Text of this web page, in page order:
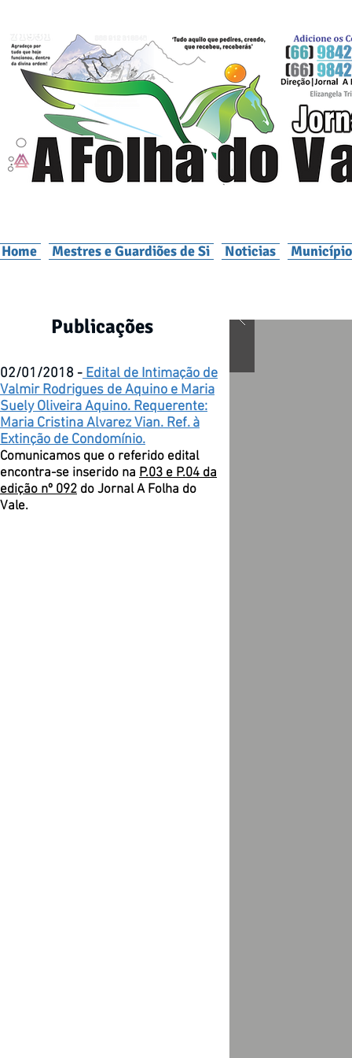
Home Mestres e Guardiões de Si Noticias
Publicações
02/01/2018 - Edital de Intimação de
Valmir Rodrigues de Aquino e Maria
Suely Oliveira Aquino. Requerente:
Maria Cristina Alvarez Vian. Ref. à
Extinção de Condomínio.
Comunicamos que o referido edital
encontra-se inserido na P.03 e P.04 da
edição nº 092 do Jornal A Folha do
Vale.